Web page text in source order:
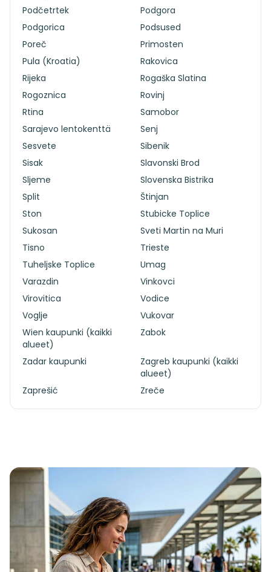
Podčetrtek
Podgora
Podgorica
Podsused
Poreč
Primosten
Pula (Kroatia)
Rakovica
Rijeka
Rogaška Slatina
Rogoznica
Rovinj
Rtina
Samobor
Sarajevo lentokenttä
Senj
Sesvete
Sibenik
Sisak
Slavonski Brod
Sljeme
Slovenska Bistrika
Split
Štinjan
Ston
Stubicke Toplice
Sukosan
Sveti Martin na Muri
Tisno
Trieste
Tuheljske Toplice
Umag
Varazdin
Vinkovci
Virovitica
Vodice
Voglje
Vukovar
Wien kaupunki (kaikki
alueet)
Zabok
Zadar kaupunki
Zagreb kaupunki (kaikki
alueet)
Zaprešić
Zreče